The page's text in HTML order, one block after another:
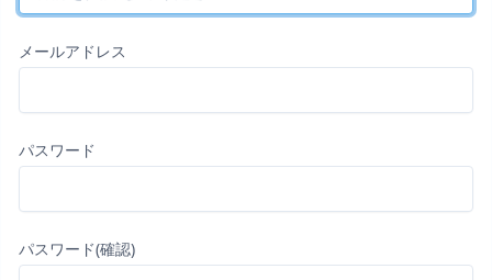
メールアドレス
パスワード
パスワード(確認)